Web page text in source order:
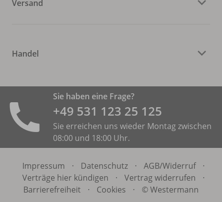
Versand
Handel
Sie haben eine Frage?
+49 531 ­123 25 125
Sie erreichen uns wieder Montag zwischen
08:00 und 18:00 Uhr.
Impressum · Datenschutz · AGB/Widerruf
·
Verträge hier kündigen
· Vertrag widerrufen
·
Barrierefreiheit
· Cookies · © Westermann